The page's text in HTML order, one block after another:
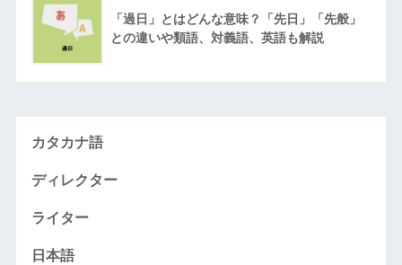
「過日」とはどんな意味？「先日」「先般」
との違いや類語、対義語、英語も解説
カタカナ語
ディレクター
ライター
日本語